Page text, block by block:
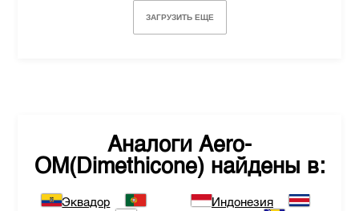
ЗАГРУЗИТЬ ЕЩЕ
Аналоги Aero-
OM(Dimethicone)найдены в:
Эквадор
Индонезия